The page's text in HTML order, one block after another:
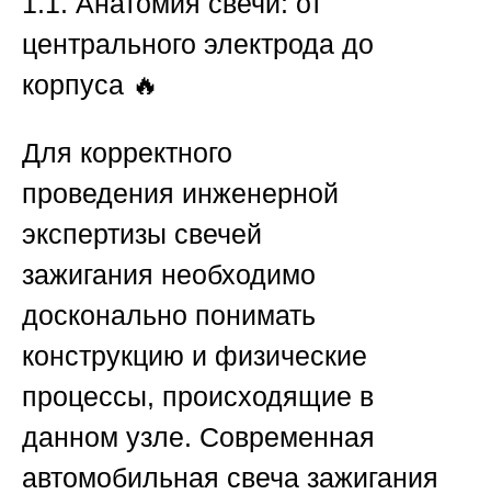
центрального электрода до
корпуса 🔥
Для корректного
проведения инженерной
экспертизы свечей
зажигания необходимо
досконально понимать
конструкцию и физические
процессы, происходящие в
данном узле. Современная
автомобильная свеча зажигания